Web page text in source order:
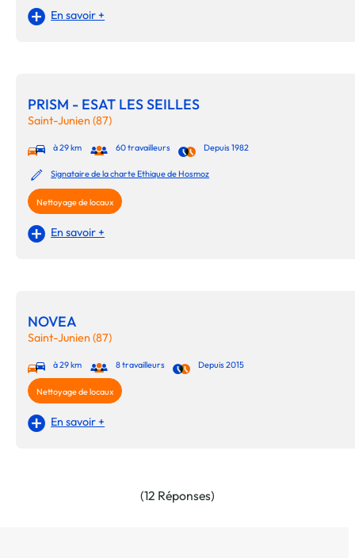
En savoir +
PRISM - ESAT LES SEILLES
Saint-Junien (87)
à 29 km 60 travailleurs Depuis 1982
Signataire de la charte Ethique de Hosmoz
Nettoyage de locaux
En savoir +
NOVEA
Saint-Junien (87)
à 29 km 8 travailleurs Depuis 2015
Nettoyage de locaux
En savoir +
(12 Réponses)